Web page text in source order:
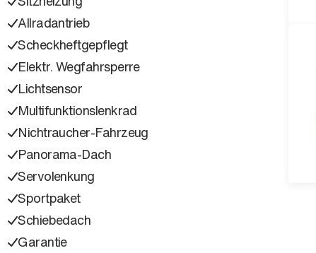
Allradantrieb
Scheckheftgepflegt
Elektr. Wegfahrsperre
Lichtsensor
Multifunktionslenkrad
Nichtraucher-Fahrzeug
Panorama-Dach
Servolenkung
Sportpaket
Schiebedach
Garantie